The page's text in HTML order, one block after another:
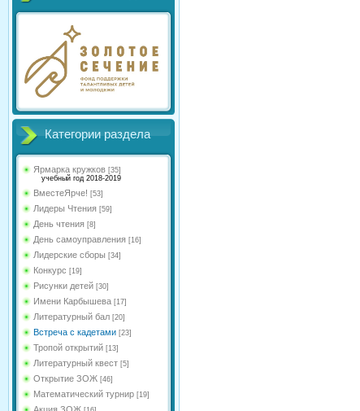
Категории раздела
Ярмарка кружков [35]
учебный год 2018-2019
ВместеЯрче! [53]
Лидеры Чтения [59]
День чтения [8]
День самоуправления [16]
Лидерские сборы [34]
Конкурс [19]
Рисунки детей [30]
Имени Карбышева [17]
Литературный бал [20]
Встреча с кадетами [23]
Тропой открытий [13]
Литературный квест [5]
Открытие ЗОЖ [46]
Математический турнир [19]